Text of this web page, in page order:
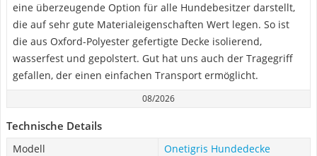
eine überzeugende Option für alle Hundebesitzer darstellt,
die auf sehr gute Materialeigenschaften Wert legen. So ist
die aus Oxford-Polyester gefertigte Decke isolierend,
wasserfest und gepolstert. Gut hat uns auch der Tragegriff
gefallen, der einen einfachen Transport ermöglicht.
08/2026
Technische Details
Modell
Onetigris Hundedecke